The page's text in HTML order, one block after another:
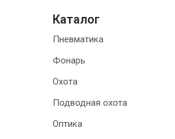
ТУРИЗМ ИКаталог
Пневматика
Фонарь
Охота
Подводная охота
Оптика